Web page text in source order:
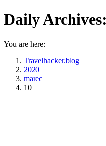
Daily Archives:
You are here:
Travelhacker.blog
2020
marec
10